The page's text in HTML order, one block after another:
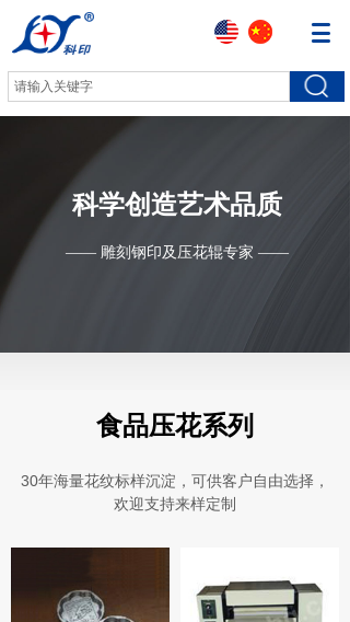
科学创造艺术品质
—— 雕刻钢印及压花辊专家 ——
30年海量花纹标样沉淀，可供客户自由选择，
欢迎支持来样定制
食品压花系列